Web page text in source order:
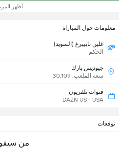
أظهر
معلومات حول المباراة
غلين نايبيرغ (السويد)
الحكم
جيوديس بارك
سعة الملعب: 30,109
قنوات تلفزيون
DAZN US - USA
توقعات
من